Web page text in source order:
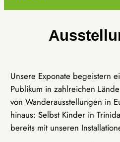
Unsere Exponate begeistern
Publikum in zahlreichen
von Wanderausstellungen in
hinaus: Selbst Kinder in
bereits mit unseren